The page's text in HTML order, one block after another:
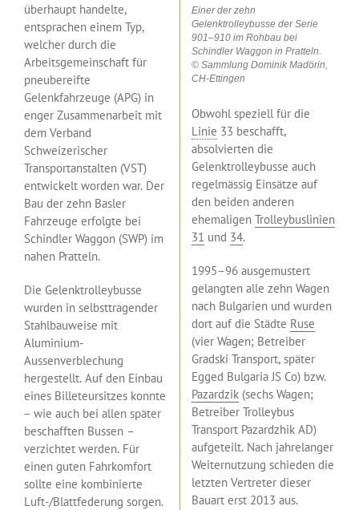
überhaupt handelte,
entsprachen einem Typ,
welcher durch die
Arbeitsgemeinschaft für
pneubereifte
Gelenkfahrzeuge (APG) in
enger Zusammenarbeit mit
dem Verband
Schweizerischer
Transportanstalten (VST)
entwickelt worden war. Der
Bau der zehn Basler
Fahrzeuge erfolgte bei
Schindler Waggon (SWP) im
nahen Pratteln.
Die Gelenktrolleybusse
wurden in selbsttragender
Stahlbauweise mit
Aluminium-
Aussenverblechung
hergestellt. Auf den Einbau
eines Billeteursitzes konnte
− wie auch bei allen später
beschafften Bussen –
verzichtet werden. Für
einen guten Fahrkomfort
sollte eine kombinierte
Luft-/Blattfederung sorgen.
Einer der zehn
Gelenktrolleybusse der Serie
901–910 im Rohbau bei
Schindler Waggon in Pratteln.
© Sammlung Dominik Madörin,
CH-Ettingen
Obwohl speziell für die
Linie 33 beschafft,
absolvierten die
Gelenktrolleybusse auch
regelmässig Einsätze auf
den beiden anderen
ehemaligen Trolleybuslinien
31 und 34.
1995–96 ausgemustert
gelangten alle zehn Wagen
nach Bulgarien und wurden
dort auf die Städte Ruse
(vier Wagen; Betreiber
Gradski Transport, später
Egged Bulgaria JS Co) bzw.
Pazardzik (sechs Wagen;
Betreiber Trolleybus
Transport Pazardzhik AD)
aufgeteilt. Nach jahrelanger
Weiternutzung schieden die
letzten Vertreter dieser
Bauart erst 2013 aus.